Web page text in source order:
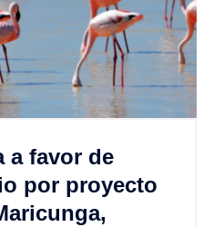
a favor de
por proyecto